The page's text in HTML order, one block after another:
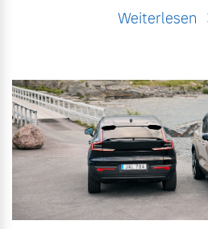
Angebot anfragen
Fahrzeug konfigurieren
Sofort verfügbare
Sie
Vielzahl
Volvo
Sommer
Bitte
direkt an.
Weiterlesen